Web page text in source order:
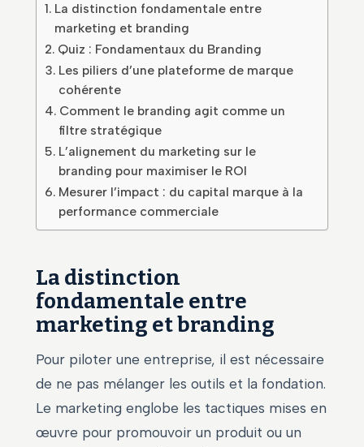
La distinction fondamentale entre
marketing et branding
Quiz : Fondamentaux du Branding
Les piliers d’une plateforme de marque
cohérente
Comment le branding agit comme un
filtre stratégique
L’alignement du marketing sur le
branding pour maximiser le ROI
Mesurer l’impact : du capital marque à la
performance commerciale
La distinction
fondamentale entre
marketing et branding
Pour piloter une entreprise, il est nécessaire
de ne pas mélanger les outils et la fondation.
Le marketing englobe les tactiques mises en
œuvre pour promouvoir un produit ou un